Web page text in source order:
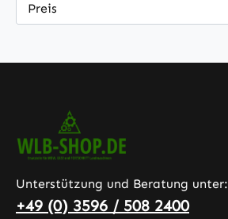
Preis
Unterstützung und Beratung unter:
+49 (0) 3596 / 508 2400